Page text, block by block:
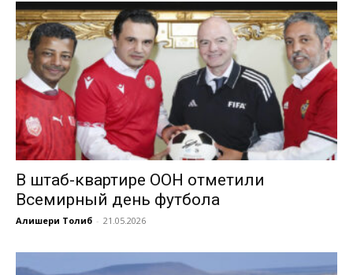
В штаб-квартире ООН отметили
Всемирный день футбола
Алишери Толиб - 21.05.2026